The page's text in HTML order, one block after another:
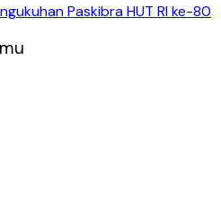
Paskibra HUT RI ke-80